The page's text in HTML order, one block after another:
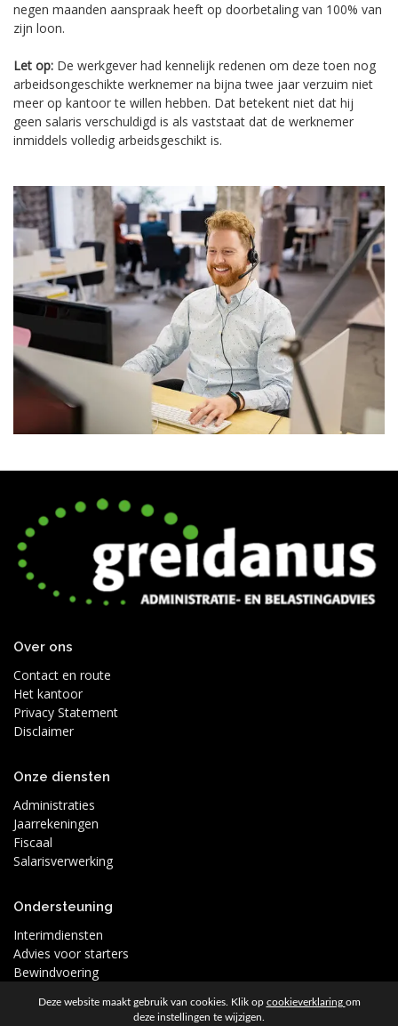
Deze website maakt gebruik van cookies. Klik op cookieverklaring om
deze instellingen te wijzigen.
negen maanden aanspraak heeft op doorbetaling van 100% van
zijn loon.
Let op: De werkgever had kennelijk redenen om deze toen nog
arbeidsongeschikte werknemer na bijna twee jaar verzuim niet
meer op kantoor te willen hebben. Dat betekent niet dat hij
geen salaris verschuldigd is als vaststaat dat de werknemer
inmiddels volledig arbeidsgeschikt is.
Over ons
Contact en route
Het kantoor
Privacy Statement
Disclaimer
Onze diensten
Administraties
Jaarrekeningen
Fiscaal
Salarisverwerking
Ondersteuning
Interimdiensten
Advies voor starters
Bewindvoering